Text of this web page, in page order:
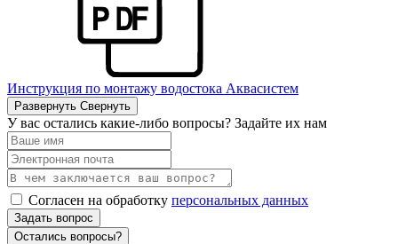
Инструкция по монтажу водостока Аквасистем
Развернуть Свернуть
У вас остались какие-либо вопросы? Задайте их нам
Согласен на обработку персональных данных
Задать вопрос
Остались вопросы?